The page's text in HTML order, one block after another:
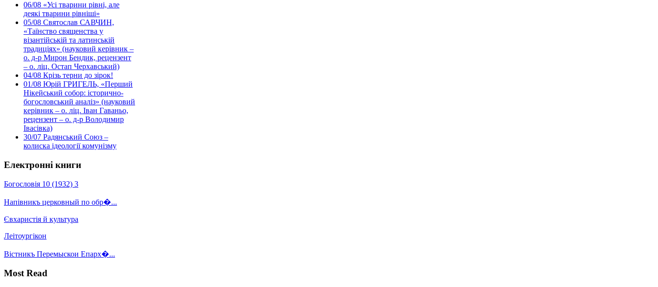
06/08 «Усі тварини рівні, але
деякі тварини рівніші»
05/08 Святослав САВЧИН,
«Таїнство священства у
візантійській та латинській
традиціях» (науковий керівник –
о. д-р Мирон Бендик, рецензент
– о. ліц. Остап Черхавський)
04/08 Крізь терни до зірок!
01/08 Юрій ГРИГЕЛЬ, «Перший
Нікейський собор: історично-
богословський аналіз» (науковий
керівник – о. ліц. Іван Гаваньо,
рецензент – о. д-р Володимир
Івасівка)
30/07 Радянський Союз –
колиска ідеології комунізму
Електронні книги
Богословія 10 (1932) 3
Напівникъ церковный по обр�...
Євхаристія й культура
Леітоургікон
Вістникъ Перемыскои Епарх�...
Most Read